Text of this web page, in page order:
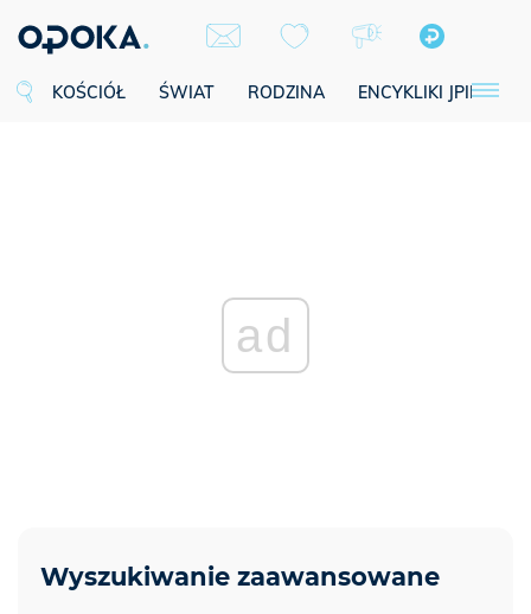
KOŚCIÓŁ ŚWIAT RODZINA ENCYKLIKI JPII
ad